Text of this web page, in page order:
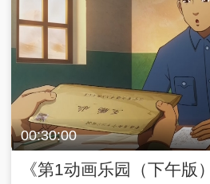
00:30:00
《第1动画乐园（下午版